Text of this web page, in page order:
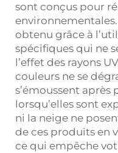
sont conçus pour
obtenu grâce à
spécifiques qui ne
l’effet des rayons
couleurs ne se
s’émoussent après
lorsqu’elles sont
ni la neige ne
de ces produits en
ce qui empêche